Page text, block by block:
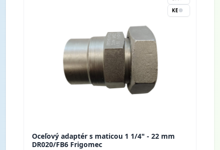
KE
Oceľový adaptér s maticou 1 1/4" - 22 mm
DR020/FB6 Frigomec